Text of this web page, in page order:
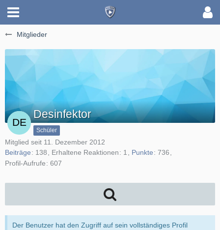
Mitglieder
Desinfektor
Schüler
Mitglied seit 11. Dezember 2012
Beiträge
138 Erhaltene Reaktionen 1 Punkte
736
Profil-Aufrufe
607
Der Benutzer hat den Zugriff auf sein vollständiges Profil